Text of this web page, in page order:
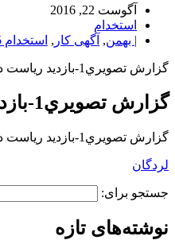
آگوست 22, 2016
استخدام
| بهمن, آگهی کار , استخدام 95
گزارش تصويري1-بازديد رياست دانشگاه كربلاي معلي و هيات همراه از تجهيزات بيمارستان 22 بهمن
گزارش تصويري1-بازديد رياست دانشگاه كربلاي معلي و هيات همراه از تجهيزات بيمارستان 22 بهمن
گزارش تصويري1-بازديد رياست دانشگاه كربلاي معلي و هيات همراه از تجهيزات بيمارستان 22 بهمن
لردگان
جستجو برای:
نوشته‌های تازه